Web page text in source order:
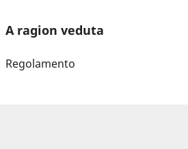
A ragion veduta
Regolamento